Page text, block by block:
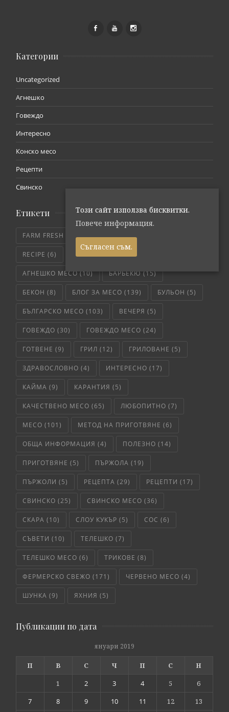
Категории
Uncategorized
Агнешко
Говеждо
Интересно
Конско месо
Рецепти
Свинско
Етикети
FARM FRESH MEAT(18)
RECIPE (6) АГНЕШКО
АГНЕШКО МЕСО(10) БАРБЕКЮ(15)
БЕКОН (8) БЛОГ ЗА МЕСО (139) БУЛЬОН (5)
БЪЛГАРСКО МЕСО (103) ВЕЧЕРЯ (5)
ГОВЕЖДО (30) ГОВЕЖДО МЕСО (24)
ГОТВЕНЕ (9) ГРИЛ (12) ГРИЛОВАНЕ (5)
ЗДРАВОСЛОВНО (4) ИНТЕРЕСНО (17)
КАЙМА (9) КАРАНТИЯ (5)
КАЧЕСТВЕНО МЕСО (65) ЛЮБОПИТНО (7)
МЕСО (101) МЕТОД НА ПРИГОТВЯНЕ (6)
ОБЩА ИНФОРМАЦИЯ (4) ПОЛЕЗНО (14)
ПРИГОТВЯНЕ (5) ПЪРЖОЛА (19)
ПЪРЖОЛИ (5) РЕЦЕПТА (29) РЕЦЕПТИ (17)
СВИНСКО (25) СВИНСКО МЕСО (36)
СКАРА (10) СЛОУ КУКЪР (5) СОС (6)
СЪВЕТИ (10) ТЕЛЕШКО (7)
ТЕЛЕШКО МЕСО (6) ТРИКОВЕ (8)
ФЕРМЕРСКО СВЕЖО (171) ЧЕРВЕНО МЕСО (4)
ШУНКА (9) ЯХНИЯ (5)
Публикации по дата
януари 2019
П В С Ч П С
Н
1
2 3 4 5
6
7
8 9 10 11 12 13
Този сайт използва бисквитки.
Повече информация.
Съгласен съм.